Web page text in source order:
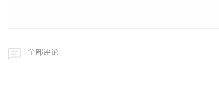
全部评论